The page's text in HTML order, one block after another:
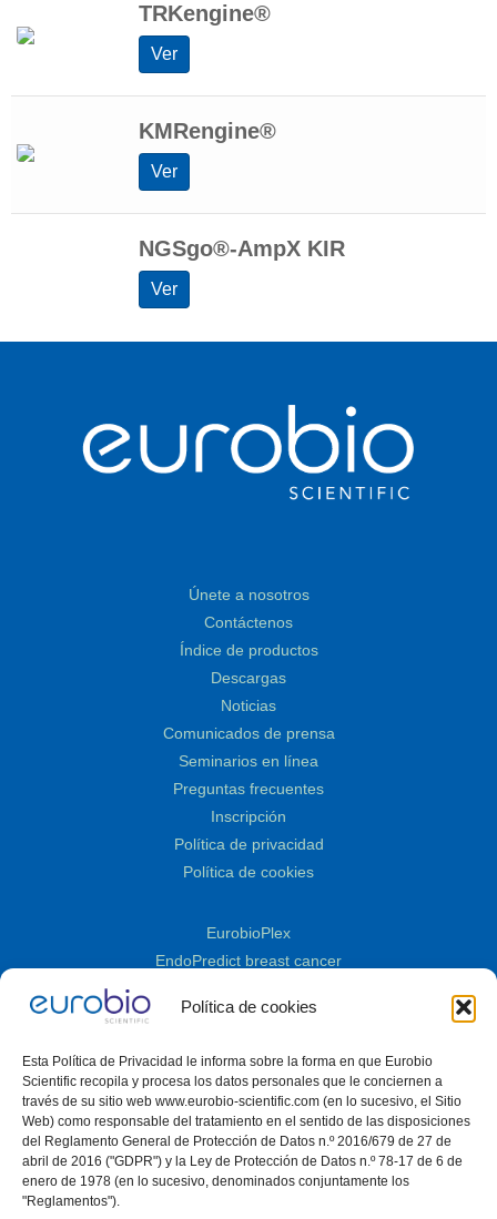
Política de cookies
Esta Política de Privacidad le informa sobre la forma en que Eurobio
Scientific recopila y procesa los datos personales que le conciernen a
través de su sitio web www.eurobio-scientific.com (en lo sucesivo, el Sitio
Web) como responsable del tratamiento en el sentido de las disposiciones
del Reglamento General de Protección de Datos n.º 2016/679 de 27 de
abril de 2016 ("GDPR") y la Ley de Protección de Datos n.º 78-17 de 6 de
enero de 1978 (en lo sucesivo, denominados conjuntamente los
"Reglamentos").
TRKengine®
Ver
KMRengine®
Ver
NGSgo®-AmpX KIR
Ver
Únete a nosotros
Contáctenos
Índice de productos
Descargas
Noticias
Comunicados de prensa
Seminarios en línea
Preguntas frecuentes
Inscripción
Política de privacidad
Política de cookies
EurobioPlex
EndoPredict breast cancer
Cornea
TECO® FungiLine
TQS
Control de calidad
ELISA
Inmunología